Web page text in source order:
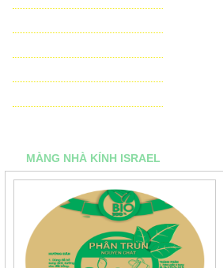
MÀNG NHÀ KÍNH ISRAEL